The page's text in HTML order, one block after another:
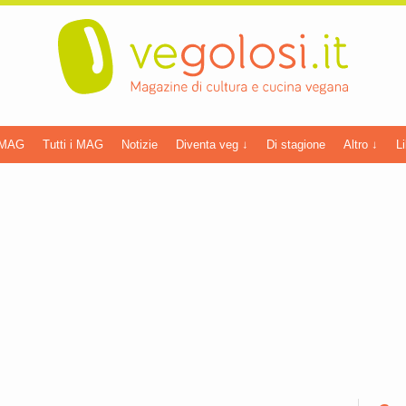
Tutti i MAG Notizie Diventa veg ↓ Di stagione Altro ↓